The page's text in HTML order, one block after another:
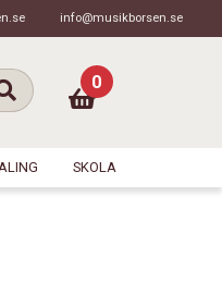
info@musikborsen.se
0
SKOLA